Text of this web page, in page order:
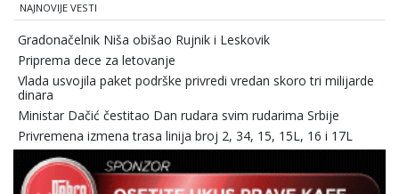
NAJNOVIJE VESTI
Gradonačelnik Niša obišao Rujnik i Leskovik
Priprema dece za letovanje
Vlada usvojila paket podrške privredi vredan skoro tri milijarde
dinara
Ministar Dačić čestitao Dan rudara svim rudarima Srbije
Privremena izmena trasa linija broj 2, 34, 15, 15L, 16 i 17L